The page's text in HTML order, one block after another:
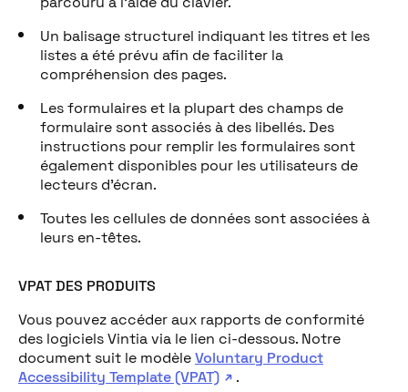
Un balisage structurel indiquant les titres et les
listes a été prévu afin de faciliter la
compréhension des pages.
Les formulaires et la plupart des champs de
formulaire sont associés à des libellés. Des
instructions pour remplir les formulaires sont
également disponibles pour les utilisateurs de
lecteurs d’écran.
Toutes les cellules de données sont associées à
leurs en-têtes.
VPAT DES PRODUITS
Vous pouvez accéder aux rapports de conformité
des logiciels Vintia via le lien ci-dessous. Notre
document suit le modèleVoluntary Product
Accessibility Template (VPAT)
.